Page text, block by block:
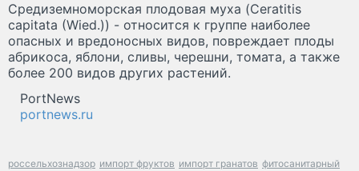
Средиземноморская плодовая муха (Ceratitis
capitata (Wied.)) - относится к группе наиболее
опасных и вредоносных видов, повреждает плоды
абрикоса, яблони, сливы, черешни, томата, а также
более 200 видов других растений.
PortNews
portnews.ru
россельхознадзор импорт фруктов импорт гранатов фитосанитарный